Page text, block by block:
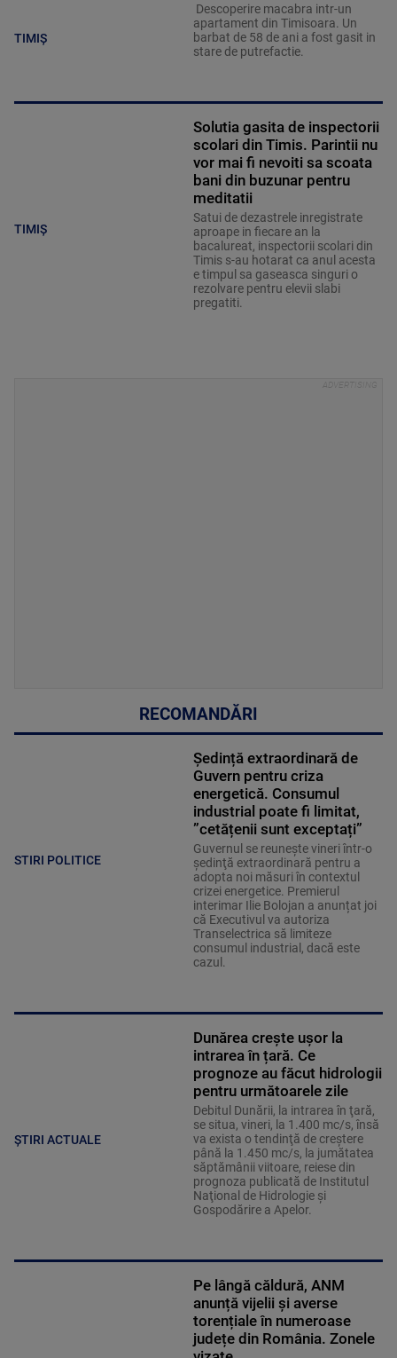
TIMIȘ
Descoperire macabra intr-un
apartament din Timisoara. Un
barbat de 58 de ani a fost gasit in
stare de putrefactie.
TIMIȘ
Solutia gasita de inspectorii
scolari din Timis. Parintii nu
vor mai fi nevoiti sa scoata
bani din buzunar pentru
meditatii
Satui de dezastrele inregistrate
aproape in fiecare an la
bacalureat, inspectorii scolari din
Timis s-au hotarat ca anul acesta
e timpul sa gaseasca singuri o
rezolvare pentru elevii slabi
pregatiti.
RECOMANDĂRI
STIRI POLITICE
Ședință extraordinară de
Guvern pentru criza
energetică. Consumul
industrial poate fi limitat,
”cetățenii sunt exceptați”
Guvernul se reuneşte vineri într-o
şedinţă extraordinară pentru a
adopta noi măsuri în contextul
crizei energetice. Premierul
interimar Ilie Bolojan a anunțat joi
că Executivul va autoriza
Transelectrica să limiteze
consumul industrial, dacă este
cazul.
ȘTIRI ACTUALE
Dunărea crește ușor la
intrarea în țară. Ce
prognoze au făcut hidrologii
pentru următoarele zile
Debitul Dunării, la intrarea în ţară,
se situa, vineri, la 1.400 mc/s, însă
va exista o tendinţă de creştere
până la 1.450 mc/s, la jumătatea
săptămânii viitoare, reiese din
prognoza publicată de Institutul
Naţional de Hidrologie şi
Gospodărire a Apelor.
Pe lângă căldură, ANM
anunță vijelii și averse
torențiale în numeroase
județe din România. Zonele